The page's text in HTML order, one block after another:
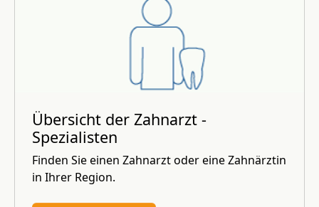
Übersicht der Zahnarzt -
Spezialisten
Finden Sie einen Zahnarzt oder eine Zahnärztin
in Ihrer Region.